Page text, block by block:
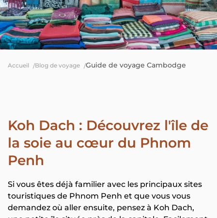
Accueil Blog de voyage Guide de voyage Cambodge
Koh Dach : Découvrez l'île de
la soie au cœur du Phnom
Penh
Si vous êtes déjà familier avec les principaux sites
touristiques de Phnom Penh et que vous vous
demandez où aller ensuite, pensez à Koh Dach,